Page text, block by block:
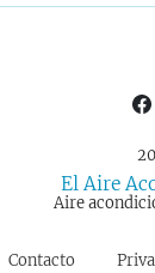
El Aire
Aire
Contacto